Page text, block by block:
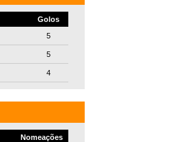
Golos
5
5
4
Nomeações